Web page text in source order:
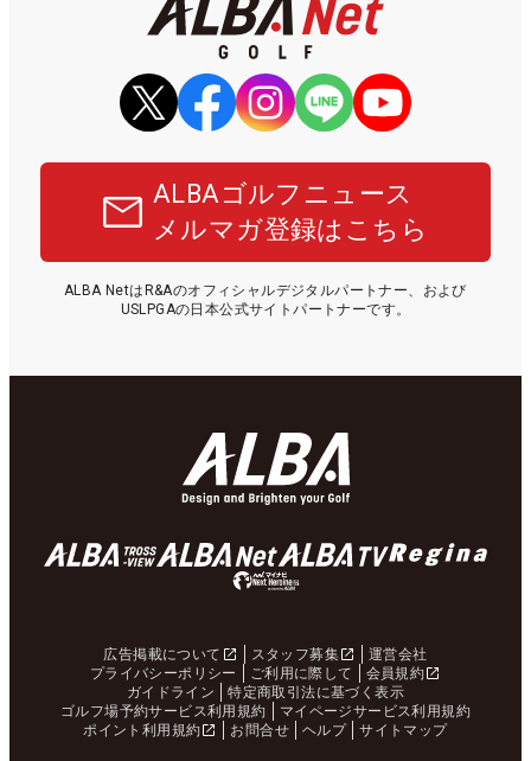
ALBAゴルフニュース
メルマガ登録はこちら
ALBA NetはR&Aのオフィシャルデジタルパートナー、および
USLPGAの日本公式サイトパートナーです。
広告掲載について スタッフ募集
運営会社
プライバシーポリシー
ご利用に際して
会員規約
ガイドライン
特定商取引法に基づく表示
ゴルフ場予約サービス利用規約
マイページサービス利用規約
ポイント利用規約
お問合せ ヘルプ サイトマップ